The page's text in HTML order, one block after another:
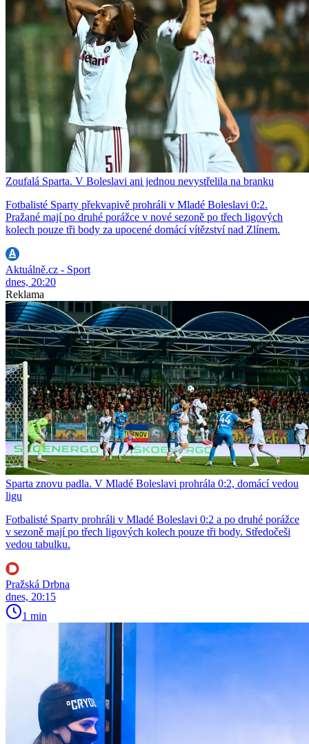
Zoufalá Sparta. V Boleslavi ani jednou nevystřelila na branku
Fotbalisté Sparty překvapivě prohráli v Mladé Boleslavi 0:2.
Pražané mají po druhé porážce v nové sezoně po třech ligových
kolech pouze tři body za upocené domácí vítězství nad Zlínem.
Aktuálně.cz - Sport
dnes, 20:20
Reklama
Sparta znovu padla. V Mladé Boleslavi prohrála 0:2, domácí vedou
ligu
Fotbalisté Sparty prohráli v Mladé Boleslavi 0:2 a po druhé porážce
v sezoně mají po třech ligových kolech pouze tři body. Středočeši
vedou tabulku.
Pražská Drbna
dnes, 20:15
1 min